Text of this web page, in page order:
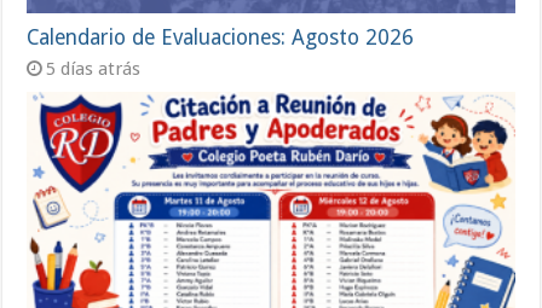
Calendario de Evaluaciones: Agosto 2026
5 días atrás